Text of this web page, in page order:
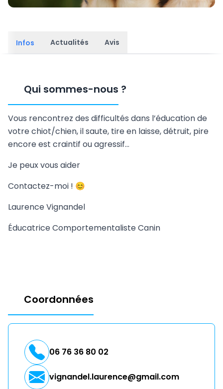
Infos Actualités Avis
Qui sommes-nous ?
Vous rencontrez des difficultés dans l’éducation de
votre chiot/chien, il saute, tire en laisse, détruit, pire
encore est craintif ou agressif…
Je peux vous aider
Contactez-moi ! 😊
Laurence Vignandel
Éducatrice Comportementaliste Canin
Coordonnées
06 76 36 80 02
vignandel.laurence@gmail.com